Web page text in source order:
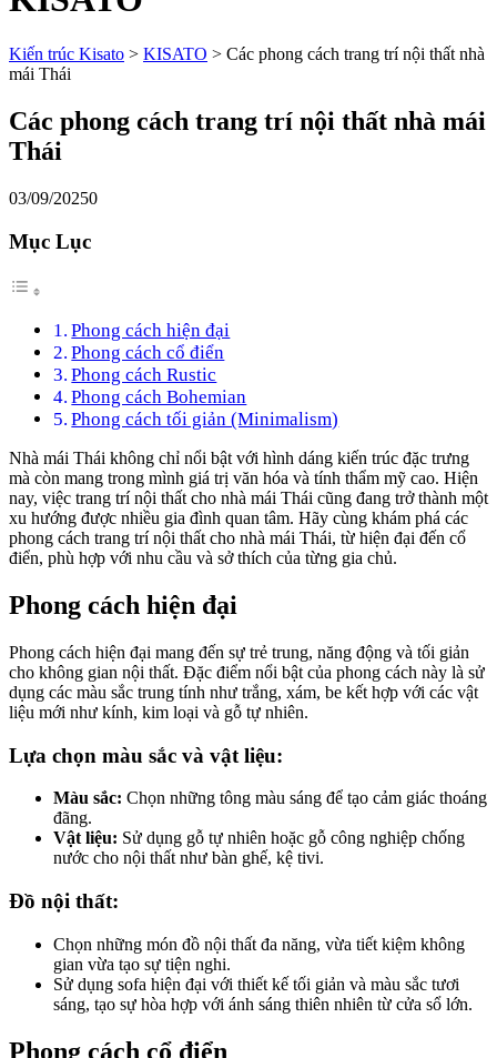
Kiến trúc Kisato > KISATO > Các phong cách trang trí nội thất nhà
mái Thái
Các phong cách trang trí nội thất nhà mái
Thái
03/09/20250
Mục Lục
Phong cách hiện đại
Phong cách cổ điển
Phong cách Rustic
Phong cách Bohemian
Phong cách tối giản (Minimalism)
Nhà mái Thái không chỉ nổi bật với hình dáng kiến trúc đặc trưng
mà còn mang trong mình giá trị văn hóa và tính thẩm mỹ cao. Hiện
nay, việc trang trí nội thất cho nhà mái Thái cũng đang trở thành một
xu hướng được nhiều gia đình quan tâm. Hãy cùng khám phá các
phong cách trang trí nội thất cho nhà mái Thái, từ hiện đại đến cổ
điển, phù hợp với nhu cầu và sở thích của từng gia chủ.
Phong cách hiện đại
Phong cách hiện đại mang đến sự trẻ trung, năng động và tối giản
cho không gian nội thất. Đặc điểm nổi bật của phong cách này là sử
dụng các màu sắc trung tính như trắng, xám, be kết hợp với các vật
liệu mới như kính, kim loại và gỗ tự nhiên.
Lựa chọn màu sắc và vật liệu:
Màu sắc: Chọn những tông màu sáng để tạo cảm giác thoáng
đãng.
Vật liệu: Sử dụng gỗ tự nhiên hoặc gỗ công nghiệp chống
nước cho nội thất như bàn ghế, kệ tivi.
Đồ nội thất:
Chọn những món đồ nội thất đa năng, vừa tiết kiệm không
gian vừa tạo sự tiện nghi.
Sử dụng sofa hiện đại với thiết kế tối giản và màu sắc tươi
sáng, tạo sự hòa hợp với ánh sáng thiên nhiên từ cửa sổ lớn.
Phong cách cổ điển